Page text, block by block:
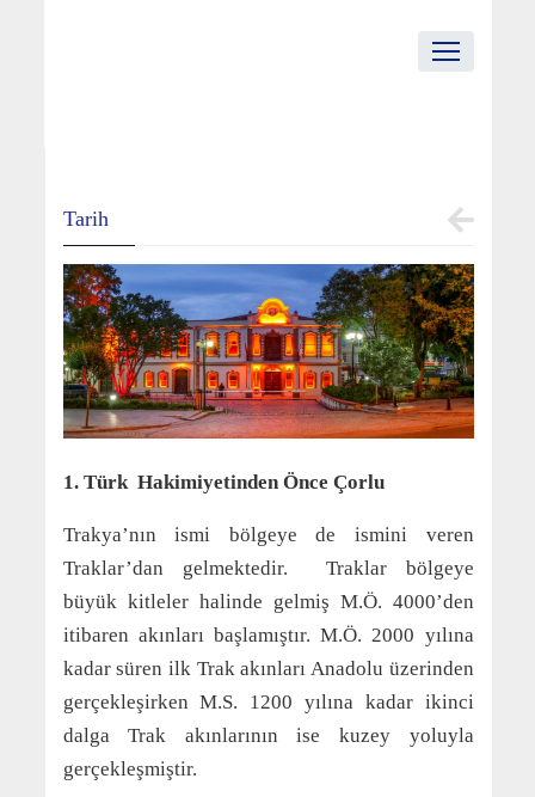
Tarih
1. Türk Hakimiyetinden Önce Çorlu
Trakya’nın ismi bölgeye de ismini veren
Traklar’dan gelmektedir. Traklar bölgeye
büyük kitleler halinde gelmiş M.Ö. 4000’den
itibaren akınları başlamıştır. M.Ö. 2000 yılına
kadar süren ilk Trak akınları Anadolu üzerinden
gerçekleşirken M.S. 1200 yılına kadar ikinci
dalga Trak akınlarının ise kuzey yoluyla
gerçekleşmiştir.